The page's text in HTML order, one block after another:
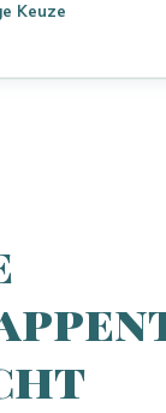
Keuze